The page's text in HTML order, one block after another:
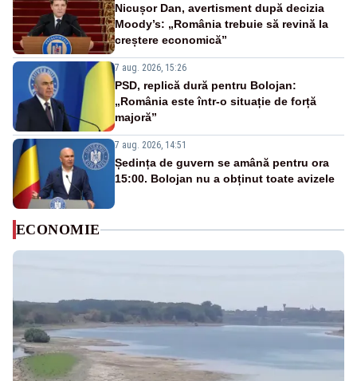
Nicușor Dan, avertisment după decizia
Moody’s: „România trebuie să revină la
creștere economică”
7 aug. 2026, 15:26
PSD, replică dură pentru Bolojan:
„România este într-o situație de forță
majoră”
7 aug. 2026, 14:51
Ședința de guvern se amână pentru ora
15:00. Bolojan nu a obținut toate avizele
ECONOMIE